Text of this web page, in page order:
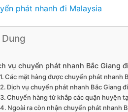
vụ chuyển phát nhanh Bắc Giang
Các mặt hàng được chuyển phát nhanh
Dịch vụ chuyển phát nhanh Bắc Giang
Chuyển hàng từ khắp các quận huyện
Ngoài ra còn nhận chuyển phát nhanh